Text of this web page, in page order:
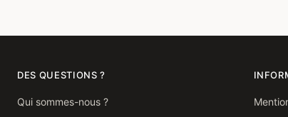
DES QUESTIONS ?
Qui sommes-nous ?